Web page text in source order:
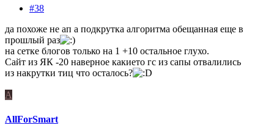
#38
да похоже не ап а подкрутка алгоритма обещанная еще в
прошлый раз
на сетке блогов только на 1 +10 остальное глухо.
Сайт из ЯК -20 наверное какието гс из сапы отвалились
из накрутки тиц что осталось?
A
AllForSmart